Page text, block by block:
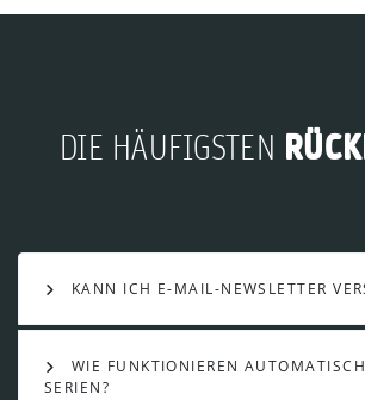
DIE HÄUFIGSTEN
KANN ICH E-MAIL-NEWSLETTER
WIE FUNKTIONIEREN
SERIEN?